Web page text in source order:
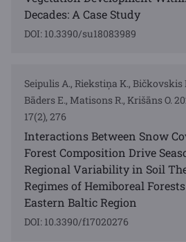
Decades: A Case Study
DOI: 10.3390/su18083989
Seipulis A., Riekstiņa K., Bičkovskis
Bāders E., Matisons R., Krišāns O.
17(2), 276
Interactions Between Snow
Forest Composition Drive
Regional Variability in Soil
Regimes of Hemiboreal
Eastern Baltic Region
DOI: 10.3390/f17020276